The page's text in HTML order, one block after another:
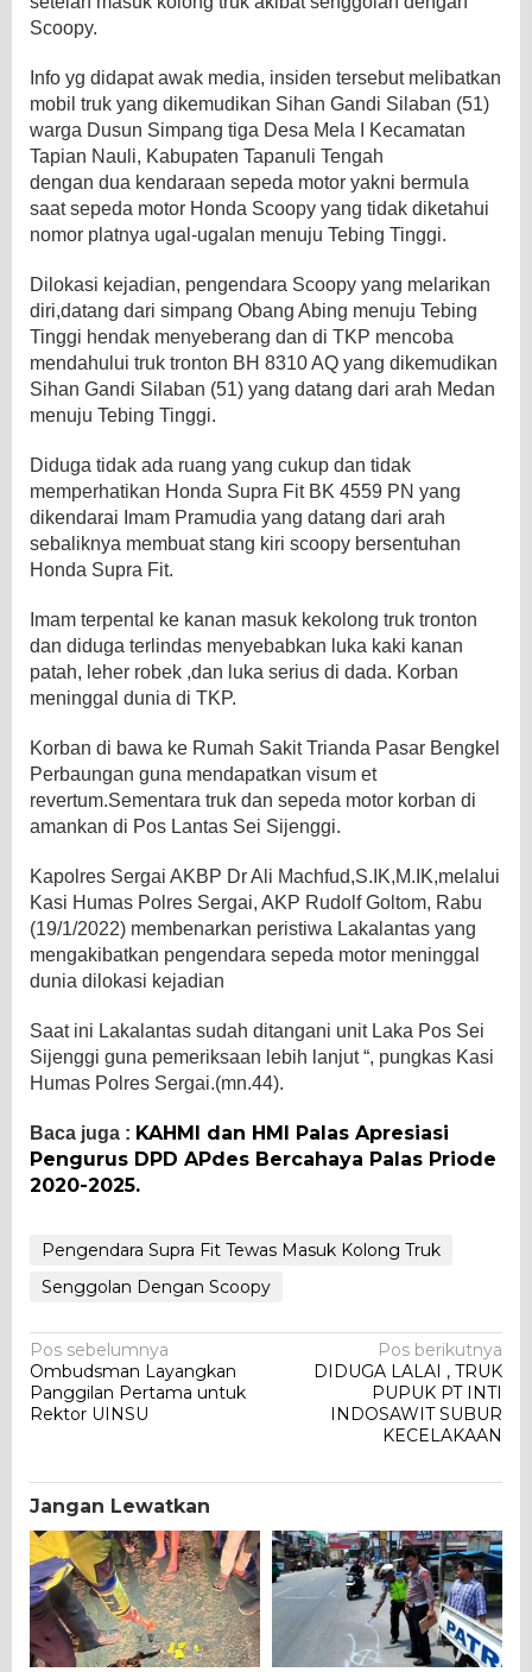
Scoopy.
Info yg didapat awak media, insiden tersebut melibatkan
mobil truk yang dikemudikan Sihan Gandi Silaban (51)
warga Dusun Simpang tiga Desa Mela I Kecamatan
Tapian Nauli, Kabupaten Tapanuli Tengah
dengan dua kendaraan sepeda motor yakni bermula
saat sepeda motor Honda Scoopy yang tidak diketahui
nomor platnya ugal-ugalan menuju Tebing Tinggi.
Dilokasi kejadian, pengendara Scoopy yang melarikan
diri,datang dari simpang Obang Abing menuju Tebing
Tinggi hendak menyeberang dan di TKP mencoba
mendahului truk tronton BH 8310 AQ yang dikemudikan
Sihan Gandi Silaban (51) yang datang dari arah Medan
menuju Tebing Tinggi.
Diduga tidak ada ruang yang cukup dan tidak
memperhatikan Honda Supra Fit BK 4559 PN yang
dikendarai Imam Pramudia yang datang dari arah
sebaliknya membuat stang kiri scoopy bersentuhan
Honda Supra Fit.
Imam terpental ke kanan masuk kekolong truk tronton
dan diduga terlindas menyebabkan luka kaki kanan
patah, leher robek ,dan luka serius di dada. Korban
meninggal dunia di TKP.
Korban di bawa ke Rumah Sakit Trianda Pasar Bengkel
Perbaungan guna mendapatkan visum et
revertum.Sementara truk dan sepeda motor korban di
amankan di Pos Lantas Sei Sijenggi.
Kapolres Sergai AKBP Dr Ali Machfud,S.IK,M.IK,melalui
Kasi Humas Polres Sergai, AKP Rudolf Goltom, Rabu
(19/1/2022) membenarkan peristiwa Lakalantas yang
mengakibatkan pengendara sepeda motor meninggal
dunia dilokasi kejadian
Saat ini Lakalantas sudah ditangani unit Laka Pos Sei
Sijenggi guna pemeriksaan lebih lanjut “, pungkas Kasi
Humas Polres Sergai.(mn.44).
Baca juga : KAHMI dan HMI Palas Apresiasi
Pengurus DPD APdes Bercahaya Palas Priode
2020-2025.
Pengendara Supra Fit Tewas Masuk Kolong Truk
Senggolan Dengan Scoopy
Navigasi
pos
Pos sebelumnya
Ombudsman Layangkan
Panggilan Pertama untuk
Rektor UINSU
Pos berikutnya
DIDUGA LALAI , TRUK
PUPUK PT INTI
INDOSAWIT SUBUR
KECELAKAAN
Jangan Lewatkan